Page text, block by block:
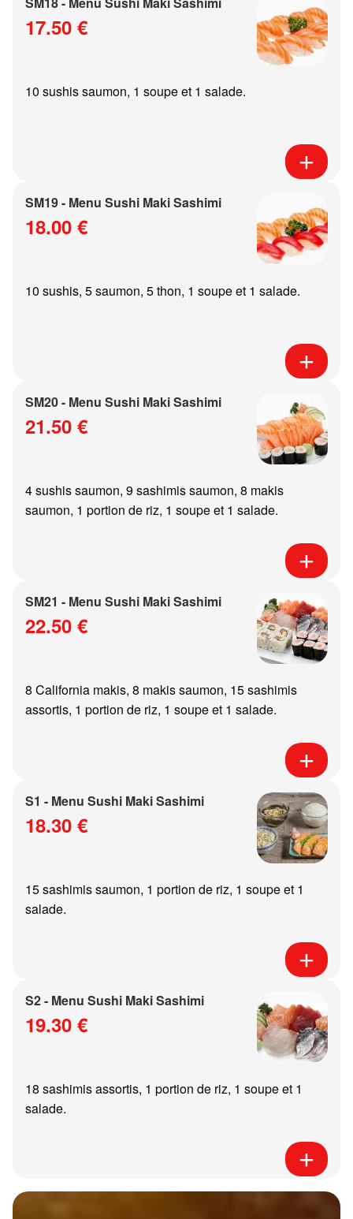
17.50 €
10 sushis saumon, 1 soupe et 1 salade.
SM19 - Menu Sushi Maki Sashimi
18.00 €
10 sushis, 5 saumon, 5 thon, 1 soupe et 1 salade.
SM20 - Menu Sushi Maki Sashimi
21.50 €
4 sushis saumon, 9 sashimis saumon, 8 makis
saumon, 1 portion de riz, 1 soupe et 1 salade.
SM21 - Menu Sushi Maki Sashimi
22.50 €
8 California makis, 8 makis saumon, 15 sashimis
assortis, 1 portion de riz, 1 soupe et 1 salade.
S1 - Menu Sushi Maki Sashimi
18.30 €
15 sashimis saumon, 1 portion de riz, 1 soupe et 1
salade.
S2 - Menu Sushi Maki Sashimi
19.30 €
18 sashimis assortis, 1 portion de riz, 1 soupe et 1
salade.